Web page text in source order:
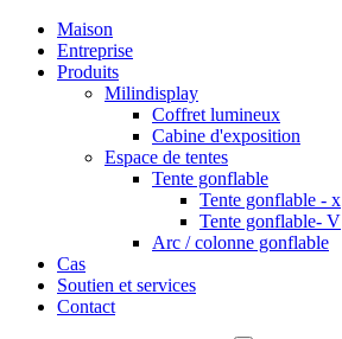
Maison
Entreprise
Produits
Milindisplay
Coffret lumineux
Cabine d'exposition
Espace de tentes
Tente gonflable
Tente gonflable - x
Tente gonflable- V
Arc / colonne gonflable
Cas
Soutien et services
Contact